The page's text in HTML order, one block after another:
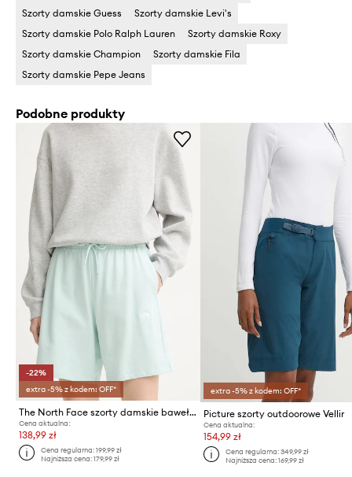
Szorty damskie Guess
Szorty damskie Levi's
Szorty damskie Polo Ralph Lauren
Szorty damskie Roxy
Szorty damskie Champion
Szorty damskie Fila
Szorty damskie Pepe Jeans
Podobne produkty
-22%
extra -5% z kodem: OFF*
The North Face szorty damskie bawełniane Essential Light
Cena aktualna:
138,99 zł
Cena regularna:199,99 zł
Najniższa cena:179,99 zł
extra -5% z kodem: OFF*
Picture szorty outdoorowe Vellir
Cena aktualna:
154,99 zł
Cena regularna: 349,99 zł
Najniższa cena: 169,99 zł